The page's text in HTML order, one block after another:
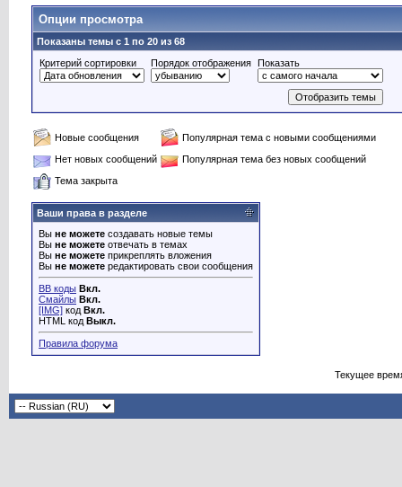
Опции просмотра
Показаны темы с 1 по 20 из 68
Критерий сортировки
Порядок отображения Показать
Новые сообщения
Популярная тема с новыми сообщениями
Нет новых сообщений
Популярная тема без новых сообщений
Тема закрыта
Ваши права в разделе
Вы не можете создавать новые темы
Вы не можете отвечать в темах
Вы не можете прикреплять вложения
Вы не можете редактировать свои сообщения
BB коды Вкл.
Смайлы Вкл.
[IMG] код Вкл.
HTML код Выкл.
Правила форума
Текущее